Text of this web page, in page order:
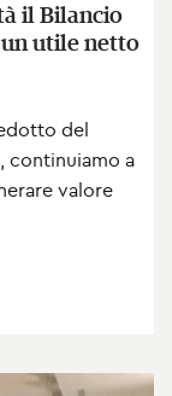
il Bilancio
utile netto
del
continuiamo a
valore